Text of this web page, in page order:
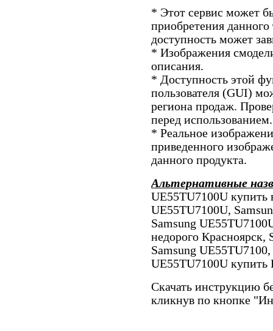
* Этот сервис может
приобретения данного
доступность может
* Изображения
описания.
* Доступность этой
пользователя (GUI)
региона продаж.
перед использованием.
* Реальное
приведенного
данного продукта.
Альтернативные
UE55TU7100U купить
UE55TU7100U,
Samsung
недорого Красноярск,
Samsung
UE55TU7100U купить
Скачать инструкцию
кликнув по кнопке